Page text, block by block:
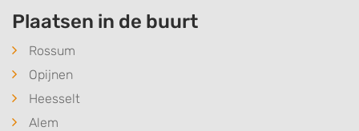
Plaatsen in de buurt
Rossum
Opijnen
Heesselt
Alem